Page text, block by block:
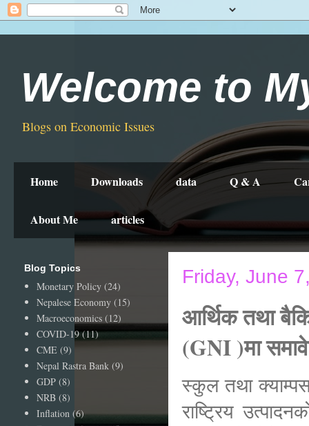
Welcome to
Blogs on Economic Issues
Home Downloads data Q & A
About Me articles
Friday, June
आर्थिक तथा
(GNI )मा
स्कुल तथा
राष्ट्रिय
Blog Topics
Monetary Policy (24)
Nepalese Economy (15)
Macroeconomics (12)
COVID-19 (11)
CME (9)
Nepal Rastra Bank (9)
GDP (8)
NRB (8)
Inflation (6)